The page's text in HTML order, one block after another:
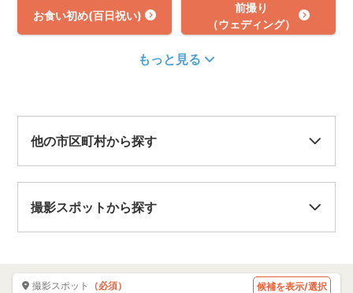
お食い初め(百日祝い)
前撮り
（ウェディング）
もっと見る
他の市区町村から探す
撮影スポットから探す
撮影スポット （必須） 候補を表示/選択